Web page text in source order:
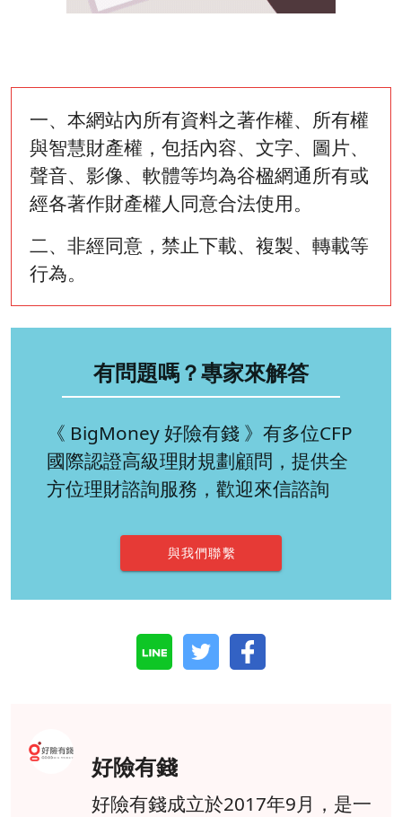
一、本網站內所有資料之著作權、所有權
與智慧財產權，包括內容、文字、圖片、
聲音、影像、軟體等均為谷楹網通所有或
經各著作財產權人同意合法使用。
二、非經同意，禁止下載、複製、轉載等
行為。
有問題嗎？專家來解答
《 BigMoney 好險有錢 》有多位CFP
國際認證高級理財規劃顧問，提供全
方位理財諮詢服務，歡迎來信諮詢
與我們聯繫
好險有錢
好險有錢成立於2017年9月，是一